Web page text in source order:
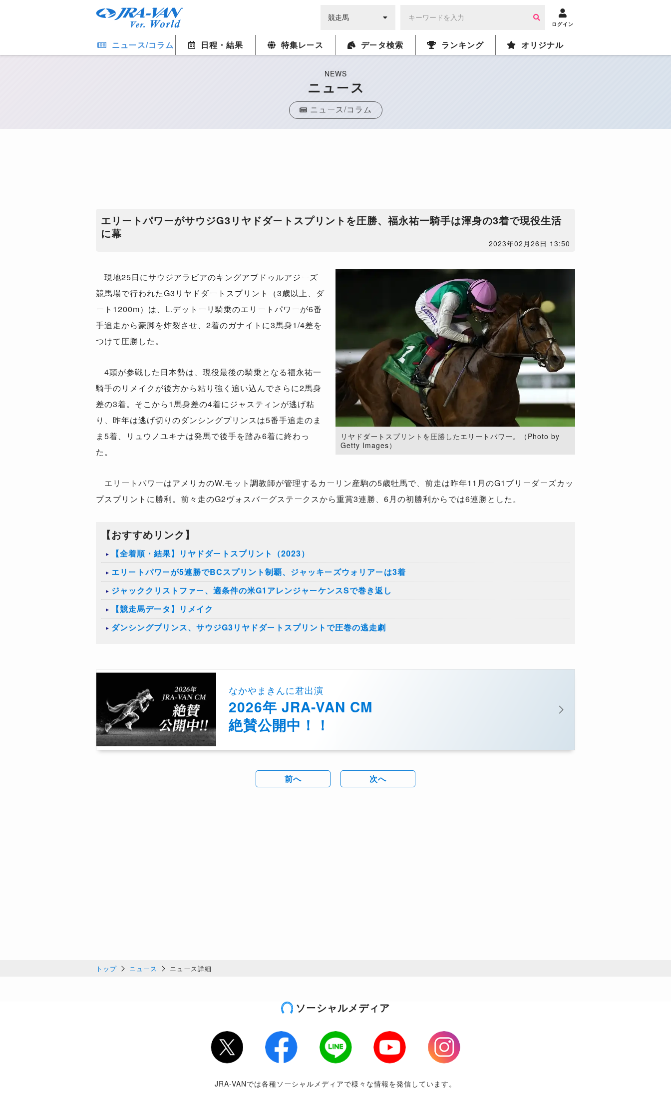
ログイン
ニュース/コラム 日程・結果 特集レース データ検索 ランキング オリジナル
NEWS
ニュース
ニュース/コラム
エリートパワーがサウジG3リヤドダートスプリントを圧勝、福永祐一騎手は渾身の3着で現役生活
に幕
2023年02月26日 13:50
リヤドダートスプリントを圧勝したエリートパワー。（Photo by
Getty Images）
現地25日にサウジアラビアのキングアブドゥルアジーズ
競馬場で行われたG3リヤドダートスプリント（3歳以上、ダ
ート1200m）は、L.デットーリ騎乗のエリートパワーが6番
手追走から豪脚を炸裂させ、2着のガナイトに3馬身1/4差を
つけて圧勝した。
4頭が参戦した日本勢は、現役最後の騎乗となる福永祐一
騎手のリメイクが後方から粘り強く追い込んでさらに2馬身
差の3着。そこから1馬身差の4着にジャスティンが逃げ粘
り、昨年は逃げ切りのダンシングプリンスは5番手追走のま
ま5着、リュウノユキナは発馬で後手を踏み6着に終わっ
た。
エリートパワーはアメリカのW.モット調教師が管理するカーリン産駒の5歳牡馬で、前走は昨年11月のG1ブリーダーズカッ
プスプリントに勝利。前々走のG2ヴォスバーグステークスから重賞3連勝、6月の初勝利からでは6連勝とした。
【おすすめリンク】
【全着順・結果】リヤドダートスプリント（2023）
エリートパワーが5連勝でBCスプリント制覇、ジャッキーズウォリアーは3着
ジャッククリストファー、適条件の米G1アレンジャーケンスSで巻き返し
【競走馬データ】リメイク
ダンシングプリンス、サウジG3リヤドダートスプリントで圧巻の逃走劇
なかやまきんに君出演
2026年 JRA-VAN CM
絶賛公開中！！
前へ 次へ
トップ ニュース ニュース詳細
ソーシャルメディア
Twitter Facebook LINE Youtube
Instagram
JRA-VANでは各種ソーシャルメディアで様々な情報を発信しています。